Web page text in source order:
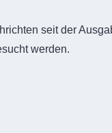
seit der
werden.